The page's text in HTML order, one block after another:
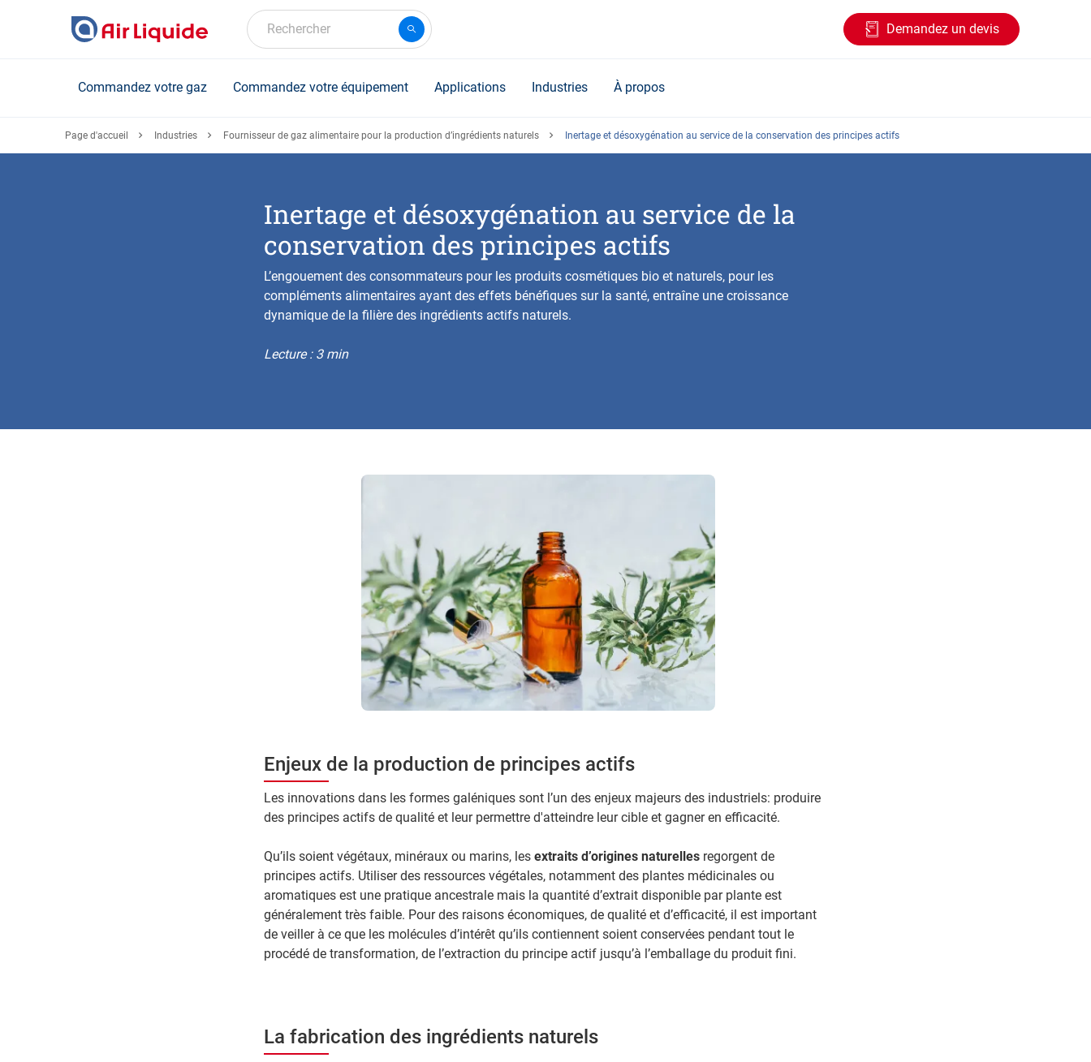
Rechercher Demandez un devis
Commandez votre gaz Commandez votre équipement Applications Industries À propos
Page d'accueil Industries Fournisseur de gaz alimentaire pour la production d’ingrédients naturels Inertage et désoxygénation au service de la conservation des principes actifs
Inertage et désoxygénation au service de la
conservation des principes actifs
L’engouement des consommateurs pour les produits cosmétiques bio et naturels, pour les
compléments alimentaires ayant des effets bénéfiques sur la santé, entraîne une croissance
dynamique de la filière des ingrédients actifs naturels.
Lecture : 3 min
Enjeux de la production de principes actifs
Les innovations dans les formes galéniques sont l’un des enjeux majeurs des industriels: produire
des principes actifs de qualité et leur permettre d'atteindre leur cible et gagner en efficacité.
Qu’ils soient végétaux, minéraux ou marins, les extraits d’origines naturelles regorgent de
principes actifs. Utiliser des ressources végétales, notamment des plantes médicinales ou
aromatiques est une pratique ancestrale mais la quantité d’extrait disponible par plante est
généralement très faible. Pour des raisons économiques, de qualité et d’efficacité, il est important
de veiller à ce que les molécules d’intérêt qu’ils contiennent soient conservées pendant tout le
procédé de transformation, de l’extraction du principe actif jusqu’à l’emballage du produit fini.
La fabrication des ingrédients naturels